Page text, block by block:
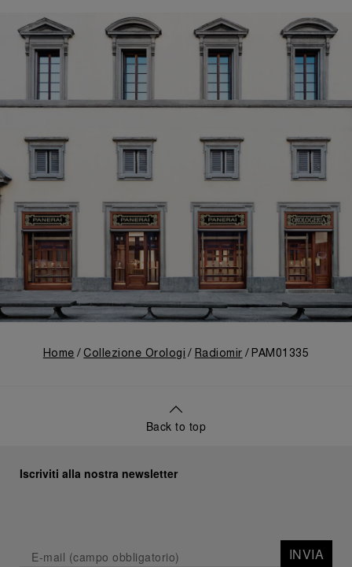
Home Collezione Orologi Radiomir PAM01335
Back to top
Iscriviti alla nostra newsletter
INVIA